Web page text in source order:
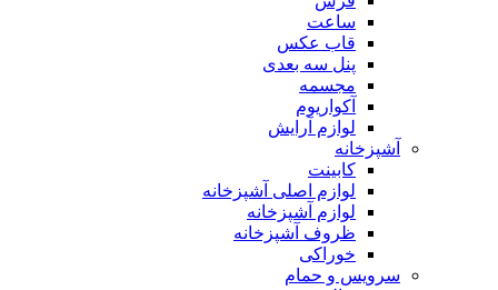
ساعت
قاب عکس
پنل سه بعدی
مجسمه
آکواریوم
لوازم آرایش
آشپزخانه
کابینت
لوازم اصلی آشپزخانه
لوازم آشپزخانه
ظروف آشپزخانه
خوراکی
سرویس و حمام